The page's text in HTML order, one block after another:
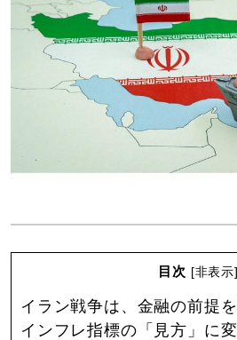
目次 [非表示]
イラン戦争は、金融の前提
インフレ指標の「見方」に